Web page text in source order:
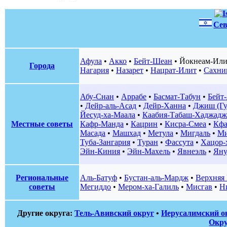
Города
Афула • Акко • Бейт-Шеан • Йокнеам-
Нагария • Назарет • Нацрат-Илит •
Местные советы
Абу-Снан • Аррабе • Басмат-Табун •
• Дейр-аль-Асад • Дейр-Ханна • Джиш
Йесуд-ха-Маала • Каабия-Табаш-
Кафр-Манда • Кацрин • Кисра-Смеа •
Масада • Машхад • Метула • Мигдаль •
Туба-Зангария • Туран • Фассута • Хацор-
Эйн-Киния • Эйн-Махель • Явнеэль •
Региональные
советы
Аль-Батуф • Бустан-аль-Мардж • Верхняя
Мегиддо • Мером-ха-Галиль • Мисгав •
Другие округа: Тель-Авивский округ • Иерусалимский